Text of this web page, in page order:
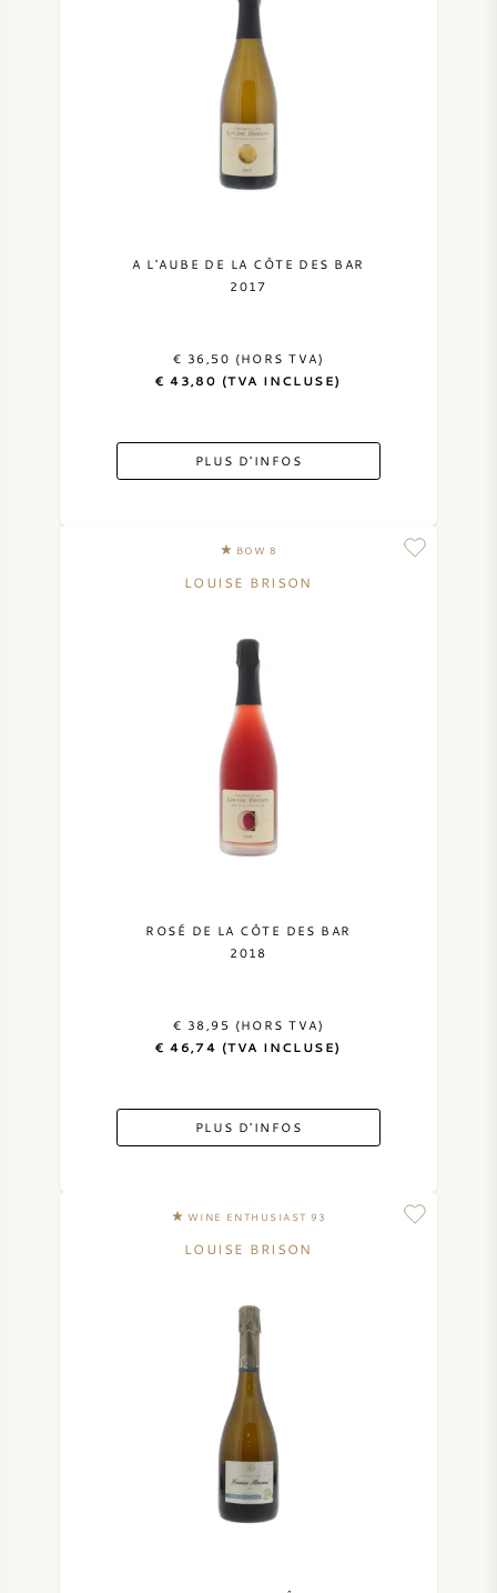
A L'AUBE DE LA CÔTE DES BAR
2017
€ 36,50 (HORS TVA)
€ 43,80 (TVA INCLUSE)
PLUS D'INFOS
BOW 8
LOUISE BRISON
ROSÉ DE LA CÔTE DES BAR
2018
€ 38,95 (HORS TVA)
€ 46,74 (TVA INCLUSE)
PLUS D'INFOS
WINE ENTHUSIAST 93
LOUISE BRISON